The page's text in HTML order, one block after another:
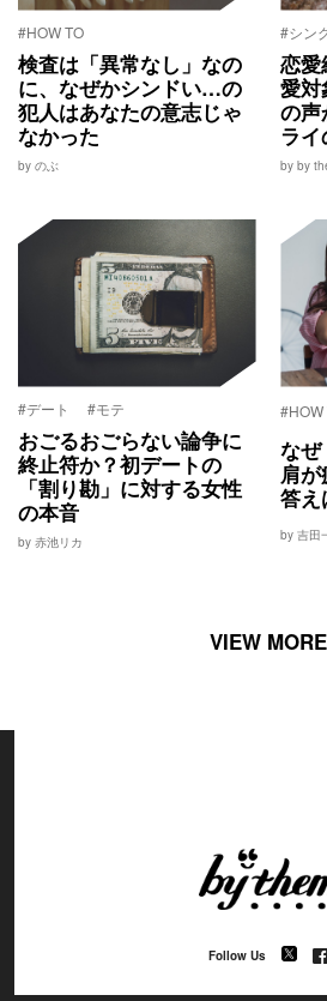
#HOW TO
検査は「異常なし」なの
に、なぜかシンドい…の
犯人はあなたの意志じゃ
なかった
by のぶ
#シン
恋
愛対
の声
ライ
by by
#デート #モテ
おごるおごらない論争に
終止符か？初デートの
「割り勘」に対する女性
の本音
by 赤池リカ
#HOW
なぜ
肩
答え
by 吉田
VIEW MORE
Follow Us